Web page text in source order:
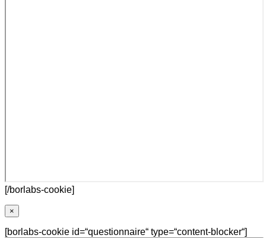
[/borlabs-cookie]
×
[borlabs-cookie id=“questionnaire“ type=“content-blocker“]